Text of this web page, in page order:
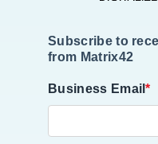
Subscribe to
from Matrix42
Business Email*